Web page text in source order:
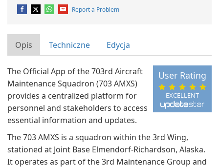
Report a Problem
Opis Techniczne Edycja
EXCELLENT
User Rating
The Official App of the 703rd Aircraft
Maintenance Squadron (703 AMXS)
provides a centralized platform for
personnel and stakeholders to access
essential information and updates.
The 703 AMXS is a squadron within the 3rd Wing,
stationed at Joint Base Elmendorf-Richardson, Alaska.
It operates as part of the 3rd Maintenance Group and